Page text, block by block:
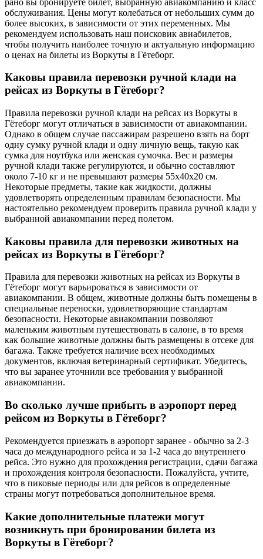
обслуживания. Цены могут колебаться от небольших сумм до
более высоких, в зависимости от этих переменных. Мы
рекомендуем использовать наш поисковик авиабилетов,
чтобы получить наиболее точную и актуальную информацию
о ценах на билеты из Воркуты в Гётеборг.
Каковы правила перевозки ручной клади на
рейсах из Воркуты в Гётеборг?
Правила перевозки ручной клади на рейсах из Воркуты в
Гётеборг могут отличаться в зависимости от авиакомпании.
Однако в общем случае пассажирам разрешено взять на борт
одну сумку ручной клади и одну личную вещь, такую как
сумка для ноутбука или женская сумочка. Вес и размеры
ручной клади также регулируются, и обычно составляют
около 7-10 кг и не превышают размеры 55x40x20 см.
Некоторые предметы, такие как жидкости, должны
удовлетворять определенным правилам безопасности. Мы
настоятельно рекомендуем проверить правила ручной клади у
выбранной авиакомпании перед полетом.
Каковы правила для перевозки животных на
рейсах из Воркуты в Гётеборг?
Правила для перевозки животных на рейсах из Воркуты в
Гётеборг могут варьироваться в зависимости от
авиакомпании. В общем, животные должны быть помещены в
специальные переноски, удовлетворяющие стандартам
безопасности. Некоторые авиакомпании позволяют
маленьким животным путешествовать в салоне, в то время
как большие животные должны быть размещены в отсеке для
багажа. Также требуется наличие всех необходимых
документов, включая ветеринарный сертификат. Убедитесь,
что вы заранее уточнили все требования у выбранной
авиакомпании.
Во сколько лучше прибыть в аэропорт перед
рейсом из Воркуты в Гётеборг?
Рекомендуется приезжать в аэропорт заранее - обычно за 2-3
часа до международного рейса и за 1-2 часа до внутреннего
рейса. Это нужно для прохождения регистрации, сдачи багажа
и прохождения контроля безопасности. Пожалуйста, учтите,
что в пиковые периоды или для рейсов в определенные
страны могут потребоваться дополнительное время.
Какие дополнительные платежи могут
возникнуть при бронировании билета из
Воркуты в Гётеборг?